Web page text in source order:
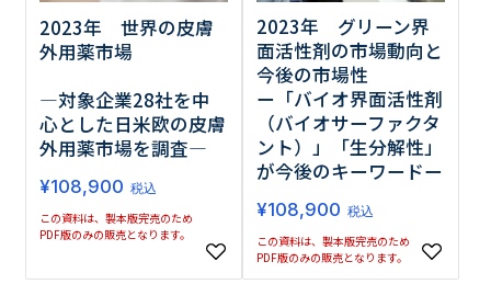
2023年 世界の皮膚
外用薬市場
―対象企業28社を中
心とした日米欧の皮膚
外用薬市場を調査―
¥108,900 税込
この資料は、製本版完売のため
PDF版のみの販売となります。
2023年 グリーン界
面活性剤の市場動向と
今後の市場性
ー「バイオ界面活性剤
（バイオサーファクタ
ント）」「生分解性」
が今後のキーワードー
¥108,900 税込
この資料は、製本版完売のため
PDF版のみの販売となります。